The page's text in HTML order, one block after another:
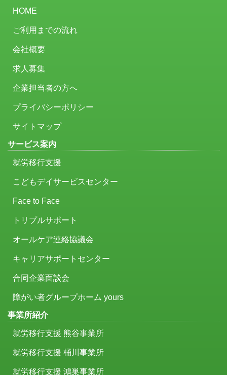
HOME
ご利用までの流れ
会社概要
求人募集
企業担当者の方へ
プライバシーポリシー
サイトマップ
サービス案内
就労移行支援
こどもデイサービスセンター
Face to Face
トリプルサポート
オールケア連絡協議会
キャリアサポートセンター
合同企業面談会
障がい者グループホーム yours
事業所紹介
就労移行支援 熊谷事業所
就労移行支援 桶川事業所
就労移行支援 鴻巣事業所